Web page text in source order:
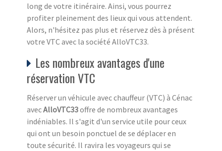
long de votre itinéraire. Ainsi, vous pourrez
profiter pleinement des lieux qui vous attendent.
Alors, n'hésitez pas plus et réservez dès à présent
votre VTC avec la société AlloVTC33.
Les nombreux avantages d'une
réservation VTC
Réserver un véhicule avec chauffeur (VTC) à Cénac
avecAlloVTC33offre de nombreux avantages
indéniables. Il s'agit d'un service utile pour ceux
qui ont un besoin ponctuel de se déplacer en
toute sécurité. Il ravira les voyageurs qui se